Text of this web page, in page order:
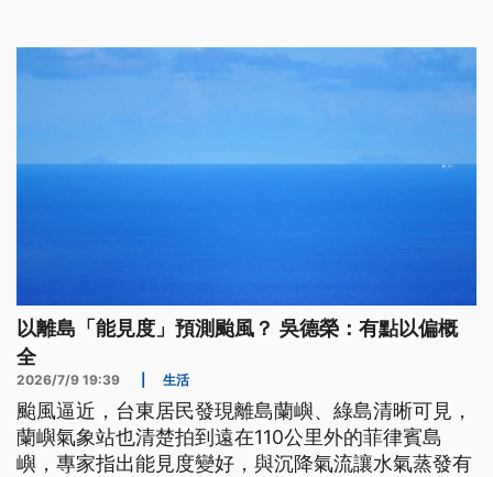
以離島「能見度」預測颱風？ 吳德榮：有點以偏概
全
2026/7/9 19:39 生活
颱風逼近，台東居民發現離島蘭嶼、綠島清晰可見，
蘭嶼氣象站也清楚拍到遠在110公里外的菲律賓島
嶼，專家指出能見度變好，與沉降氣流讓水氣蒸發有